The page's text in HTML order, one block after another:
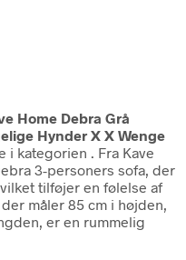
Home Debra Grå
Hynder X X Wenge
i kategorien . Fra Kave
3-personers sofa, der
tilføjer en følelse af
måler 85 cm i højden,
er en rummelig